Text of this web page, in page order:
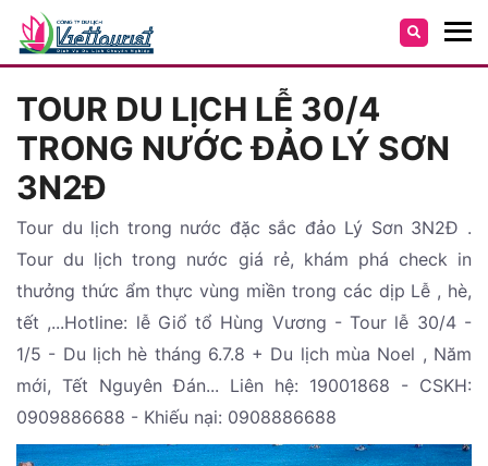
TOUR DU LỊCH LỄ 30/4
TRONG NƯỚC ĐẢO LÝ SƠN
3N2Đ
Tour du lịch trong nước đặc sắc đảo Lý Sơn 3N2Đ .
Tour du lịch trong nước giá rẻ, khám phá check in
thưởng thức ẩm thực vùng miền trong các dịp Lễ , hè,
tết ,...Hotline: lễ Giổ tổ Hùng Vương - Tour lễ 30/4 -
1/5 - Du lịch hè tháng 6.7.8 + Du lịch mùa Noel , Năm
mới, Tết Nguyên Đán... Liên hệ: 19001868 - CSKH:
0909886688 - Khiếu nại: 0908886688